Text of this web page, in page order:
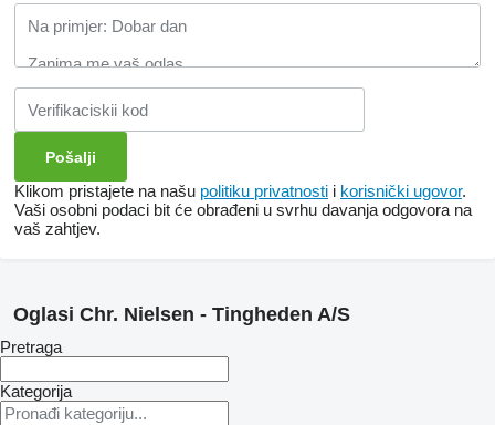
Klikom pristajete na našu politiku privatnosti i korisnički ugovor.
Vaši osobni podaci bit će obrađeni u svrhu davanja odgovora na
vaš zahtjev.
Oglasi Chr. Nielsen - Tingheden A/S
Pretraga
Kategorija